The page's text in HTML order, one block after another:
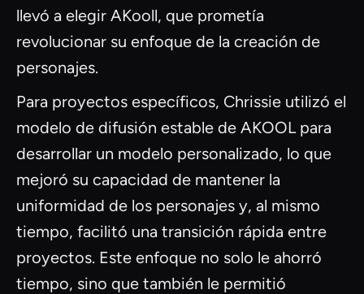
llevó a elegir AKooll, que prometía
revolucionar su enfoque de la creación de
personajes.
Para proyectos específicos, Chrissie utilizó el
modelo de difusión estable de AKOOL para
desarrollar un modelo personalizado, lo que
mejoró su capacidad de mantener la
uniformidad de los personajes y, al mismo
tiempo, facilitó una transición rápida entre
proyectos. Este enfoque no solo le ahorró
tiempo, sino que también le permitió